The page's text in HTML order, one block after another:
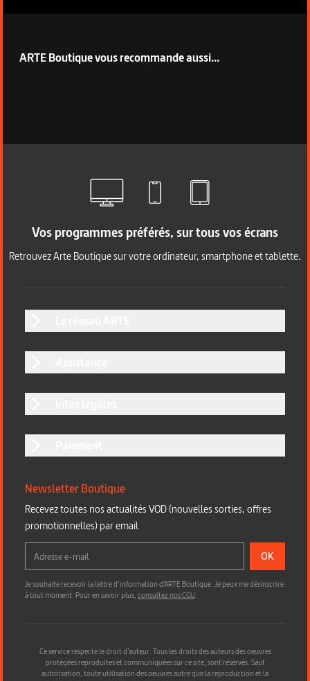
ARTE Boutique vous recommande aussi...
Vos programmes préférés, sur tous vos écrans
Retrouvez Arte Boutique sur votre ordinateur, smartphone et tablette.
Newsletter Boutique
Recevez toutes nos actualités VOD (nouvelles sorties, offres
promotionnelles) par email
OK
Je souhaite recevoir la lettre d’information d'ARTE Boutique. Je peux me désinscrire
à tout moment. Pour en savoir plus,consultez nos CGU.
Ce service respecte le droit d’auteur. Tous les droits des auteurs des oeuvres
protégées reproduites et communiquées sur ce site, sont réservés. Sauf
autorisation, toute utilisation des oeuvres autre que la reproduction et la